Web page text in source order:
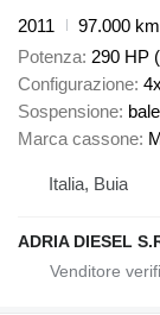
2011
97.000 km
Potenza 290 HP
Configurazione
Sospensione
Marca cassone
Italia, Buia
ADRIA DIESEL